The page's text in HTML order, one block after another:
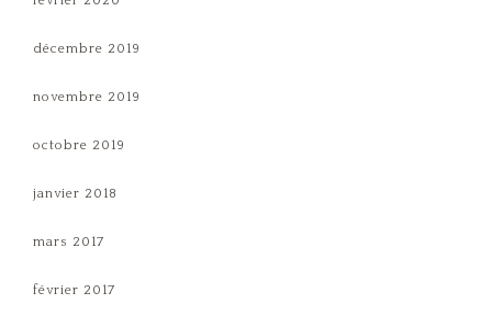
décembre 2019
novembre 2019
octobre 2019
janvier 2018
mars 2017
février 2017